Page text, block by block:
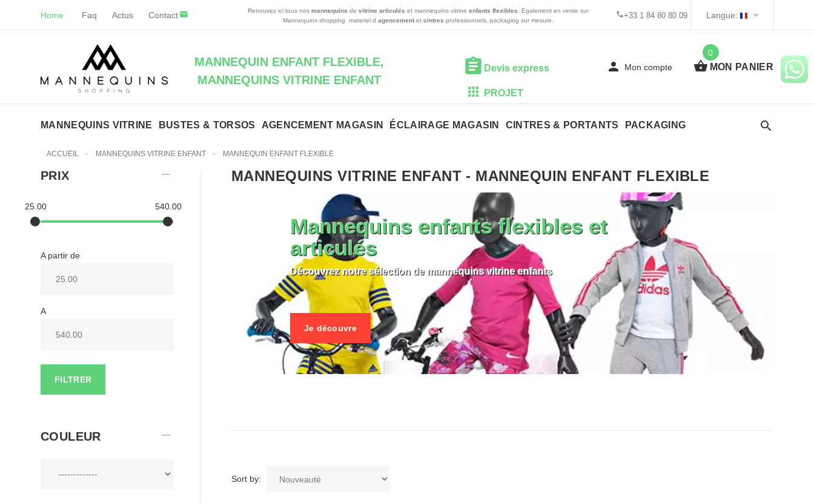
Home Faq Actus Contact +33 1 84 80 80 09
Retrouvez ici tous nos mannequins de vitrine articulés et mannequins vitrine enfants flexibles . Egalement en vente sur
Mannequins shopping materiel d agencement et cintres professionnels, packaging sur mesure.
Langue:
MANNEQUIN ENFANT FLEXIBLE,
MANNEQUINS VITRINE ENFANT
Devis express
PROJET
Mon compte
0
MON PANIER
MANNEQUINS VITRINE BUSTES & TORSOS AGENCEMENT MAGASIN ÉCLAIRAGE MAGASIN CINTRES & PORTANTS PACKAGING
ACCUEIL - MANNEQUINS VITRINE ENFANT - MANNEQUIN ENFANT FLEXIBLE
PRIX
25.00 540.00
A partir de
A
FILTRER
COULEUR
MANNEQUINS VITRINE ENFANT- MANNEQUIN ENFANT FLEXIBLE
Mannequins enfants flexibles et
articulés
Découvrez notre sélection de mannequins vitrine enfants
Je découvre
Sort by: